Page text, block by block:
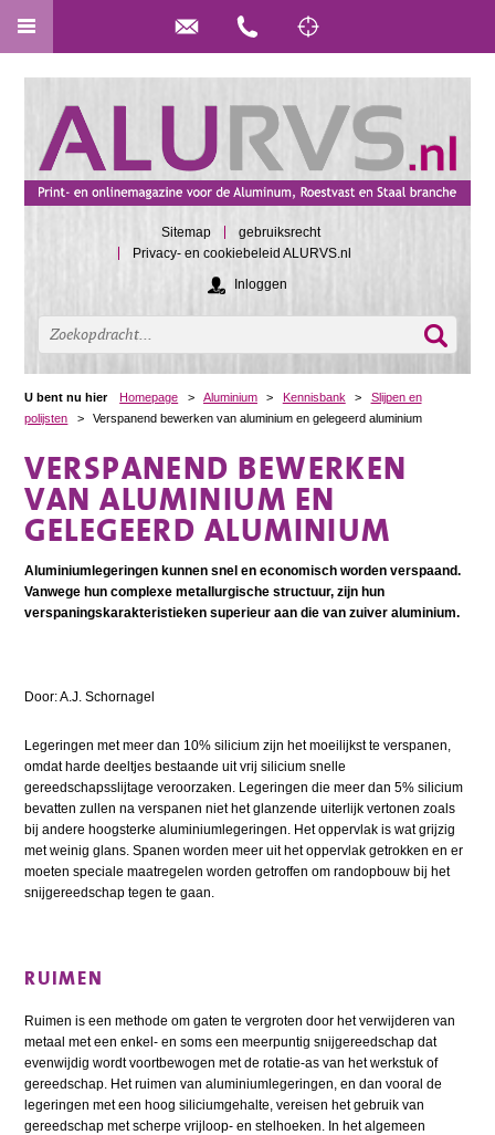
Sitemap
gebruiksrecht
Privacy- en cookiebeleid ALURVS.nl
Inloggen
U bent nu hier Homepage > Aluminium > Kennisbank >
Slijpen en
polijsten
> Verspanend bewerken van aluminium en gelegeerd aluminium
VERSPANEND BEWERKEN
VAN ALUMINIUM EN
GELEGEERD ALUMINIUM
Aluminiumlegeringen kunnen snel en economisch worden verspaand.
Vanwege hun complexe metallurgische structuur, zijn hun
verspaningskarakteristieken superieur aan die van zuiver aluminium.
Door: A.J. Schornagel
Legeringen met meer dan 10% silicium zijn het moeilijkst te verspanen,
omdat harde deeltjes bestaande uit vrij silicium snelle
gereedschapsslijtage veroorzaken. Legeringen die meer dan 5% silicium
bevatten zullen na verspanen niet het glanzende uiterlijk vertonen zoals
bij andere hoogsterke aluminiumlegeringen. Het oppervlak is wat grijzig
met weinig glans. Spanen worden meer uit het oppervlak getrokken en er
moeten speciale maatregelen worden getroffen om randopbouw bij het
snijgereedschap tegen te gaan.
RUIMEN
Ruimen is een methode om gaten te vergroten door het verwijderen van
metaal met een enkel- en soms een meerpuntig snijgereedschap dat
evenwijdig wordt voortbewogen met de rotatie-as van het werkstuk of
gereedschap. Het ruimen van aluminiumlegeringen, en dan vooral de
legeringen met een hoog siliciumgehalte, vereisen het gebruik van
gereedschap met scherpe vrijloop- en stelhoeken. In het algemeen